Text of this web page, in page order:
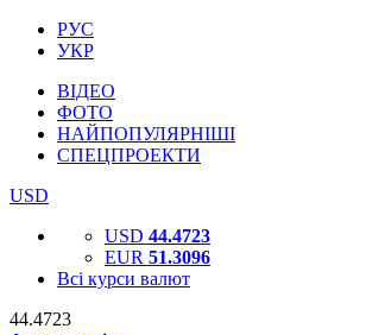
РУС
УКР
ВІДЕО
ФОТО
НАЙПОПУЛЯРНІШІ
СПЕЦПРОЕКТИ
USD
USD 44.4723
EUR 51.3096
Всі курси валют
44.4723